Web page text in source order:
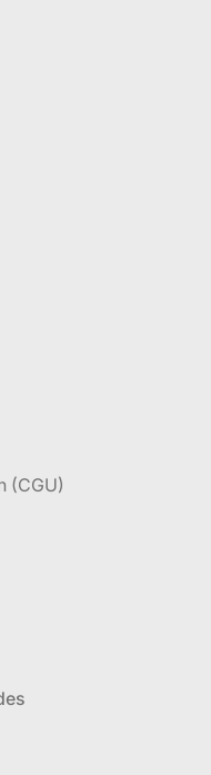
(CGU)